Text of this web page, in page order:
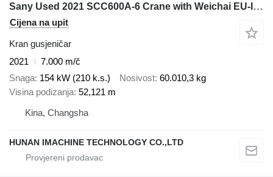
Sany Used 2021 SCC600A-6 Crane with Weichai EU-III Engine - 37m Full
Cijena na upit
Kran gusjeničar
2021
7.000 m/č
Snaga 154 kW (210 k.s.) Nosivost 60.010,3 kg
Visina podizanja 52,121 m
Kina, Changsha
HUNAN IMACHINE TECHNOLOGY CO.,LTD